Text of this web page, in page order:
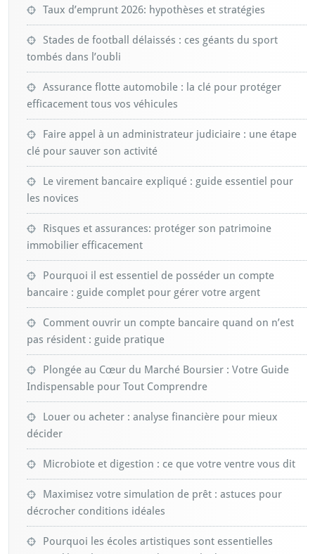
Taux d’emprunt 2026: hypothèses et stratégies
Stades de football délaissés : ces géants du sport
tombés dans l’oubli
Assurance flotte automobile : la clé pour protéger
efficacement tous vos véhicules
Faire appel à un administrateur judiciaire : une étape
clé pour sauver son activité
Le virement bancaire expliqué : guide essentiel pour
les novices
Risques et assurances: protéger son patrimoine
immobilier efficacement
Pourquoi il est essentiel de posséder un compte
bancaire : guide complet pour gérer votre argent
Comment ouvrir un compte bancaire quand on n’est
pas résident : guide pratique
Plongée au Cœur du Marché Boursier : Votre Guide
Indispensable pour Tout Comprendre
Louer ou acheter : analyse financière pour mieux
décider
Microbiote et digestion : ce que votre ventre vous dit
Maximisez votre simulation de prêt : astuces pour
décrocher conditions idéales
Pourquoi les écoles artistiques sont essentielles